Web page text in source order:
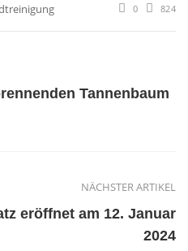
0 824
Tannenbaum
NÄCHSTER ARTIKEL
eröffnet am 12. Januar
2024